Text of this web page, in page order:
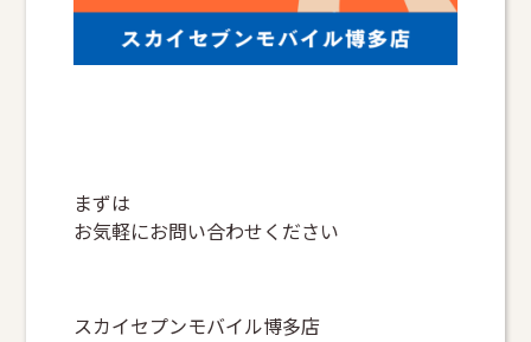
まずは
お気軽にお問い合わせください
スカイセプンモバイル博多店